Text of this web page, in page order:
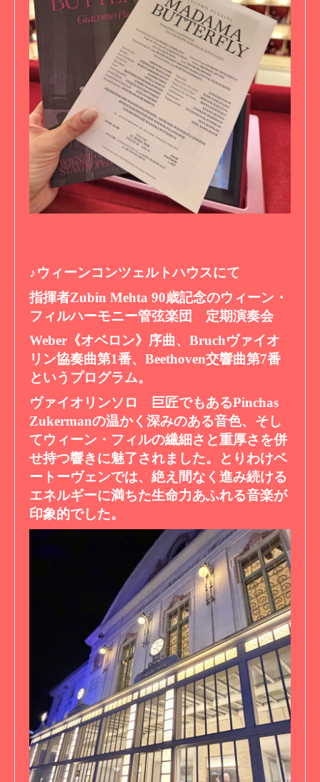
♪ウィーンコンツェルトハウスにて
指揮者Zubin Mehta 90歳記念のウィーン・
フィルハーモニー管弦楽団 定期演奏会
Weber《オベロン》序曲、Bruchヴァイオ
リン協奏曲第1番、Beethoven交響曲第7番
というプログラム。
ヴァイオリンソロ 巨匠でもあるPinchas
Zukermanの温かく深みのある音色、そし
てウィーン・フィルの繊細さと重厚さを併
せ持つ響きに魅了されました。とりわけベ
ートーヴェンでは、絶え間なく進み続ける
エネルギーに満ちた生命力あふれる音楽が
印象的でした。